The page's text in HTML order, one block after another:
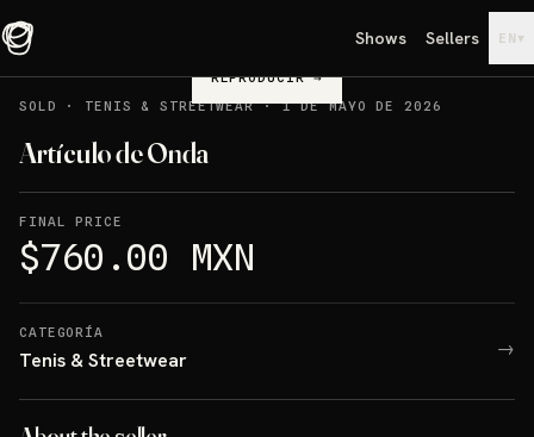
Shows Sellers EN ▾
REPRODUCIR→
SOLD
· TENIS & STREETWEAR·1 DE MAYO DE 2026
Artículo de Onda
FINAL PRICE
$760.00 MXN
CATEGORÍA
Tenis & Streetwear →